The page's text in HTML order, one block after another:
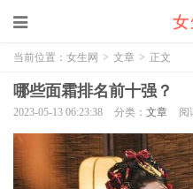
当前位置： 女生网 > 文章 > 正文
哪些面霜排名前十强？
2023-05-13 06:23:38 分类： 文章 阅